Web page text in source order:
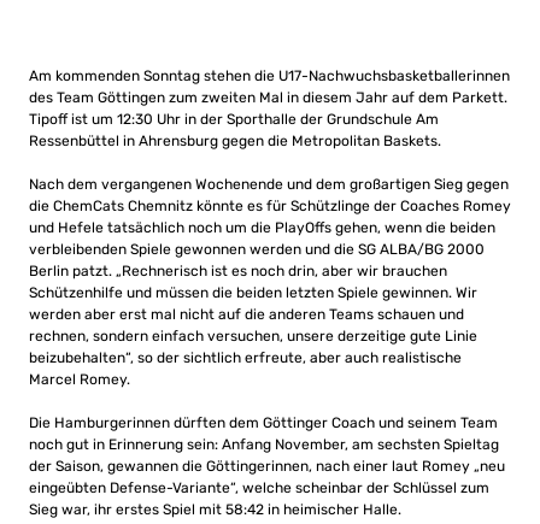
Am kommenden Sonntag stehen die U17-Nachwuchsbasketballerinnen
des Team Göttingen zum zweiten Mal in diesem Jahr auf dem Parkett.
Tipoff ist um 12:30 Uhr in der Sporthalle der Grundschule Am
Ressenbüttel in Ahrensburg gegen die Metropolitan Baskets.
Nach dem vergangenen Wochenende und dem großartigen Sieg gegen
die ChemCats Chemnitz könnte es für Schützlinge der Coaches Romey
und Hefele tatsächlich noch um die PlayOffs gehen, wenn die beiden
verbleibenden Spiele gewonnen werden und die SG ALBA/BG 2000
Berlin patzt. „Rechnerisch ist es noch drin, aber wir brauchen
Schützenhilfe und müssen die beiden letzten Spiele gewinnen. Wir
werden aber erst mal nicht auf die anderen Teams schauen und
rechnen, sondern einfach versuchen, unsere derzeitige gute Linie
beizubehalten“, so der sichtlich erfreute, aber auch realistische
Marcel Romey.
Die Hamburgerinnen dürften dem Göttinger Coach und seinem Team
noch gut in Erinnerung sein: Anfang November, am sechsten Spieltag
der Saison, gewannen die Göttingerinnen, nach einer laut Romey „neu
eingeübten Defense-Variante“, welche scheinbar der Schlüssel zum
Sieg war, ihr erstes Spiel mit 58:42 in heimischer Halle.